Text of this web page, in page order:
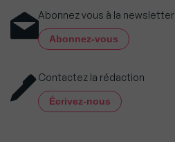
Abonnez vous à la newsletter
Abonnez-vous
Contactez la rédaction
Écrivez-nous